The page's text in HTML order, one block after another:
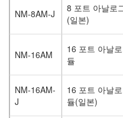
NM-8AM-J
8 포트 아날로
(일본)
NM-16AM
16 포트 아날
듈
NM-16AM-
J
16 포트 아날
듈(일본)